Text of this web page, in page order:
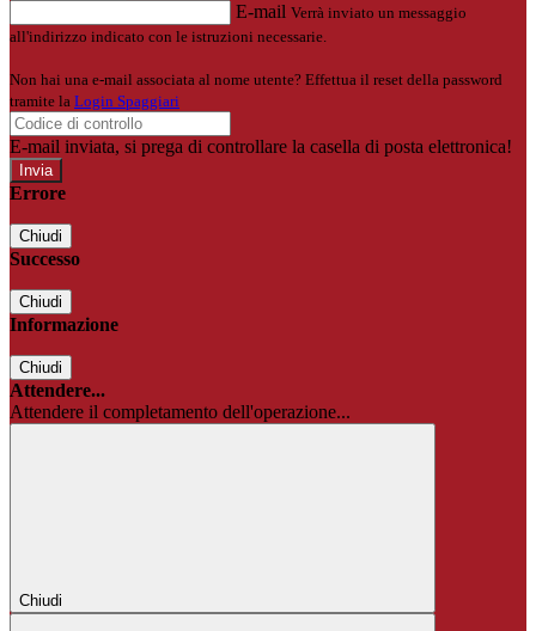
E-mail Verrà inviato un messaggio
all'indirizzo indicato con le istruzioni necessarie.
Non hai una e-mail associata al nome utente? Effettua il reset della password
tramite la Login Spaggiari
E-mail inviata, si prega di controllare la casella di posta elettronica!
Errore
Chiudi
Successo
Chiudi
Informazione
Chiudi
Attendere...
Attendere il completamento dell'operazione...
Chiudi